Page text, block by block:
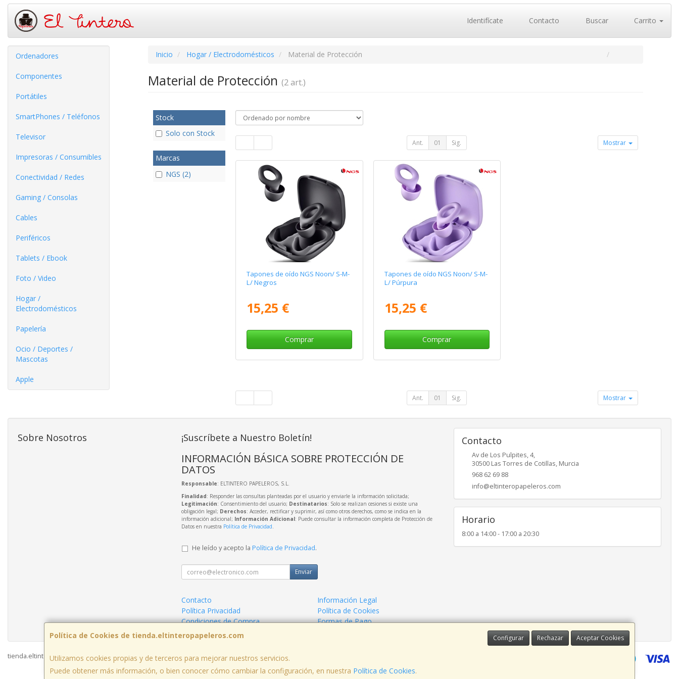
Identifícate Contacto Buscar Carrito
Ordenadores
Componentes
Portátiles
SmartPhones / Teléfonos
Televisor
Impresoras / Consumibles
Conectividad / Redes
Gaming / Consolas
Cables
Periféricos
Tablets / Ebook
Foto / Video
Hogar /
Electrodomésticos
Papelería
Ocio / Deportes /
Mascotas
Apple
Inicio Hogar / Electrodomésticos Material de Protección
Material de Protección (2 art.)
Stock
Solo con Stock
Marcas
NGS (2)
Ant. 01 Sig. Mostrar
Tapones de oído NGS Noon/ S-M-
L/ Negros
15,25 €
Comprar
Tapones de oído NGS Noon/ S-M-
L/ Púrpura
15,25 €
Comprar
Ant. 01 Sig. Mostrar
Política de Cookies de tienda.eltinteropapeleros.com Configurar Rechazar Aceptar Cookies
Utilizamos cookies propias y de terceros para mejorar nuestros servicios.
Puede obtener más información, o bien conocer cómo cambiar la configuración, en nuestra Política de Cookies.
Sobre Nosotros ¡Suscríbete a Nuestro Boletín!
INFORMACIÓN BÁSICA SOBRE PROTECCIÓN DE
DATOS
Responsable: ELTINTERO PAPELEROS, S.L.
Finalidad: Responder las consultas planteadas por el usuario y enviarle la información solicitada;
Legitimación: Consentimiento del usuario; Destinatarios: Solo se realizan cesiones si existe una
obligación legal; Derechos: Acceder, rectificar y suprimir, así como otros derechos, como se indica en la
información adicional; Información Adicional: Puede consultar la información completa de Protección de
Datos en nuestra Política de Privacidad.
He leído y acepto la Política de Privacidad.
Enviar
Contacto
Información Legal
Política Privacidad
Política de Cookies
Condiciones de Compra
Formas de Pago
Contacto
Av de Los Pulpites, 4,
30500 Las Torres de Cotillas, Murcia
968 62 69 88
info@eltinteropapeleros.com
Horario
8:00 a 14:00 - 17:00 a 20:30
tienda.eltinteropapeleros.com © 2026
, , , , España. - C.I.F.: B73424574 - Tfno: